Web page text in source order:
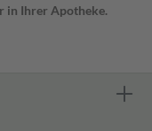
in Ihrer Apotheke.